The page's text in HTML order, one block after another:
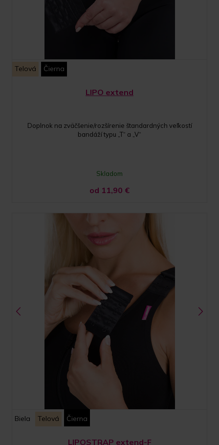
Telová Čierna
LIPO extend
Doplnok na zväčšenie/rozšírenie štandardných veľkostí
bandáží typu „T“ a „V“
Skladom
od 11,90 €
Biela Telová Čierna
LIPOSTRAP extend-F